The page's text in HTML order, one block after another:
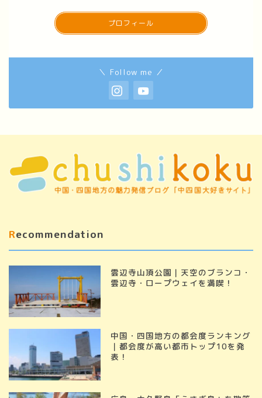
プロフィール
＼ Follow me ／
Recommendation
雲辺寺山頂公園｜天空のブランコ・
雲辺寺・ロープウェイを満喫！
中国・四国地方の都会度ランキング
｜都会度が高い都市トップ10を発
表！